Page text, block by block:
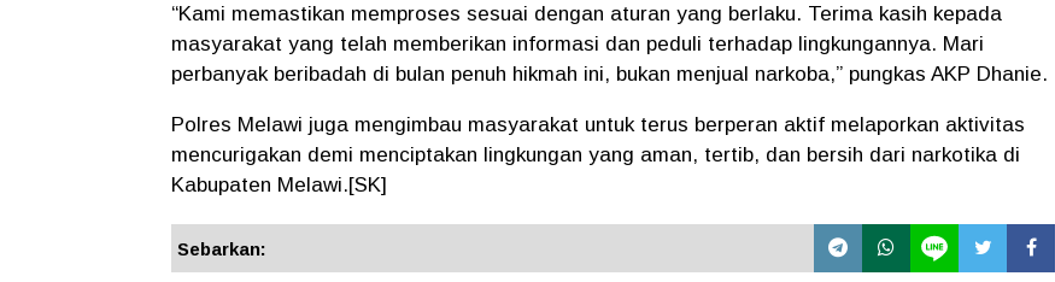
“Kami memastikan memproses sesuai dengan aturan yang berlaku. Terima kasih kepada
masyarakat yang telah memberikan informasi dan peduli terhadap lingkungannya. Mari
perbanyak beribadah di bulan penuh hikmah ini, bukan menjual narkoba,” pungkas AKP Dhanie.
Polres Melawi juga mengimbau masyarakat untuk terus berperan aktif melaporkan aktivitas
mencurigakan demi menciptakan lingkungan yang aman, tertib, dan bersih dari narkotika di
Kabupaten Melawi.[SK]
Sebarkan: